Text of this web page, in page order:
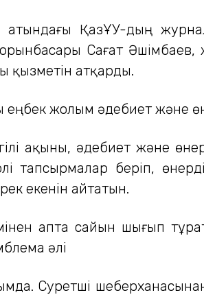
атындағы ҚазҰУ-дың
Сағат Әшімбаев,
қызметін атқарды.
еңбек жолым әдебиет және
ақыны, әдебиет және
тапсырмалар беріп,
екенін айтатын.
апта сайын шығып
әлі
Суретші